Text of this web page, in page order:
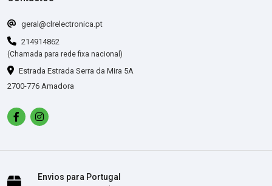
geral@clrelectronica.pt
214914862
(Chamada para rede fixa nacional)
Estrada Estrada Serra da Mira 5A
2700-776 Amadora
Envios para Portugal